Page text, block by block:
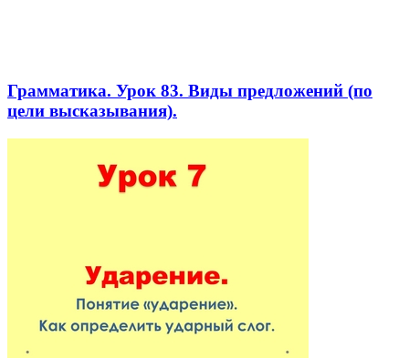
Грамматика. Урок 83. Виды предложений (по
цели высказывания).